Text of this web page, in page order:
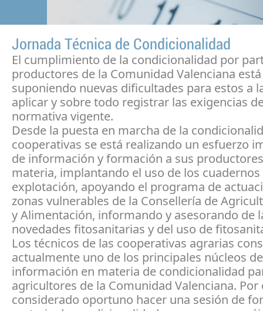
Jornada Técnica de Condicionalidad
El cumplimiento de la condicionalidad por
productores de la Comunidad Valenciana está
suponiendo nuevas dificultades para estos a
aplicar y sobre todo registrar las exigencias
normativa vigente.
Desde la puesta en marcha de la
cooperativas se está realizando un esfuerzo
de información y formación a sus
materia, implantando el uso de los cuadernos
explotación, apoyando el programa de
zonas vulnerables de la Consellería de
y Alimentación, informando y asesorando de
novedades fitosanitarias y del uso de
Los técnicos de las cooperativas agrarias
actualmente uno de los principales núcleos de
información en materia de condicionalidad
agricultores de la Comunidad Valenciana. Por
considerado oportuno hacer una sesión de